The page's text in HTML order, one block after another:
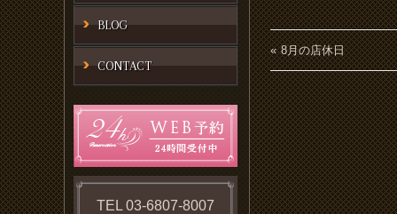
BLOG
CONTACT
TEL 03-6807-8007
8月の店休日